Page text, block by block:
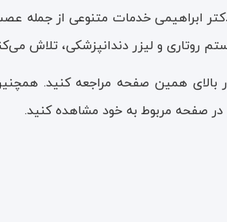
دکتر ابراهیمی خدمات متنوعی از
روتاری و لیزر دندانپزشکی، تلاش
بالای همین صفحه مراجعه کنید.
صفحه مربوط به خود مشاهده کنید.